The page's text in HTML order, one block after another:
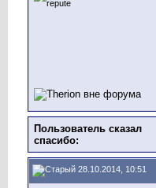
Пользователь сказал
cпасибо:
28.10.2014, 10:51